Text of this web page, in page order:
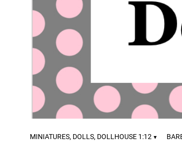
MINIATURES, DOLLS, DOLLHOUSE 1:12